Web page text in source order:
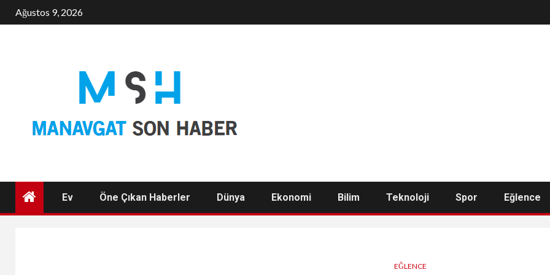
Ağustos 9, 2026
Ev Öne Çıkan Haberler Dünya Ekonomi Bilim Teknoloji Spor Eğlence
EĞLENCE